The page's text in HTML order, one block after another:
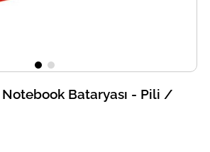
Bataryası - Pili /